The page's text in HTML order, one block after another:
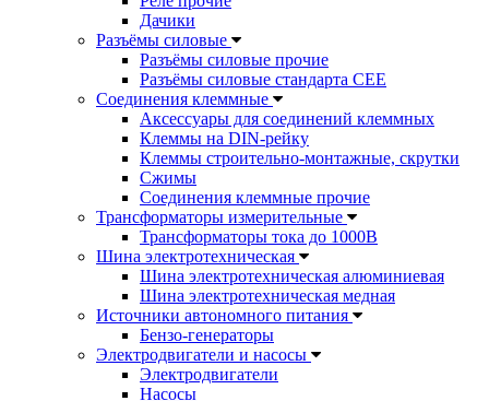
Дачики
Разъёмы силовые
Разъёмы силовые прочие
Разъёмы силовые стандарта CEE
Соединения клеммные
Аксессуары для соединений клеммных
Клеммы на DIN-рейку
Клеммы строительно-монтажные, скрутки
Сжимы
Соединения клеммные прочие
Трансформаторы измерительные
Трансформаторы тока до 1000В
Шина электротехническая
Шина электротехническая алюминиевая
Шина электротехническая медная
Источники автономного питания
Бензо-генераторы
Электродвигатели и насосы
Электродвигатели
Насосы